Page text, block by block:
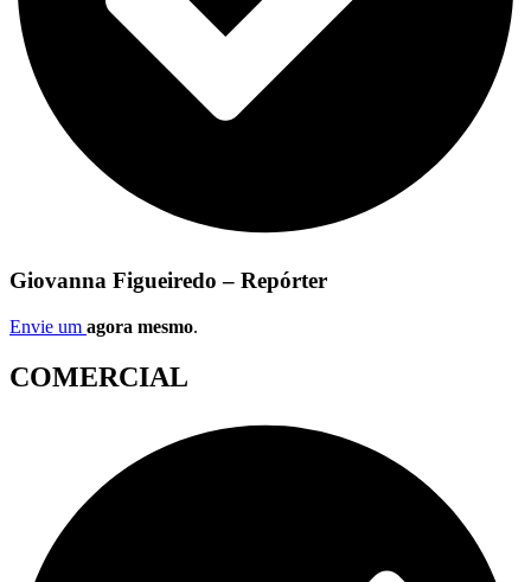
Giovanna Figueiredo – Repórter
Envie um agora mesmo.
COMERCIAL